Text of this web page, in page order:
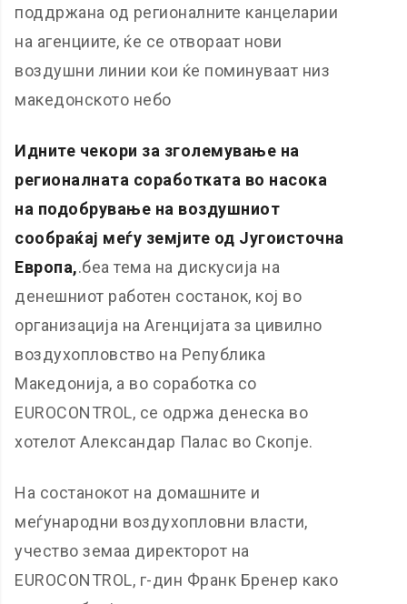
поддржана од регионалните канцеларии
на агенциите, ќе се отвораат нови
воздушни линии кои ќе поминуваат низ
македонското небо
Идните чекори за зголемување на
регионалната соработката во насока
на подобрување на воздушниот
сообраќај меѓу земјите од Југоисточна
Европа,.беа тема на дискусија на
денешниот работен состанок, кој во
организација на Агенцијата за цивилно
воздухопловство на Република
Македонија, а во соработка со
EUROCONTROL, се одржа денеска во
хотелот Александар Палас во Скопје.
На состанокот на домашните и
меѓународни воздухопловни власти,
учество земаа директорот на
EUROCONTROL, г-дин Франк Бренер како